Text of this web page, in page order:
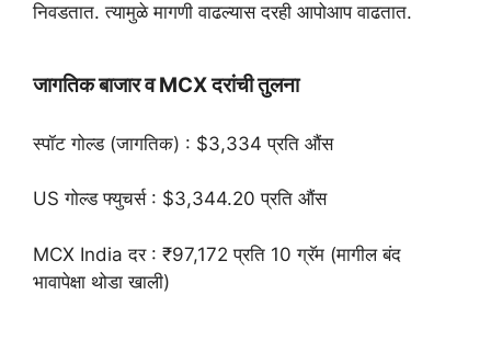
निवडतात. त्यामुळे मागणी वाढल्यास दरही आपोआप वाढतात.
जागतिक बाजार व MCX दरांची तुलना
स्पॉट गोल्ड (जागतिक) : $3,334 प्रति औंस
US गोल्ड फ्युचर्स : $3,344.20 प्रति औंस
MCX India दर : ₹97,172 प्रति 10 ग्रॅम (मागील बंद
भावापेक्षा थोडा खाली)